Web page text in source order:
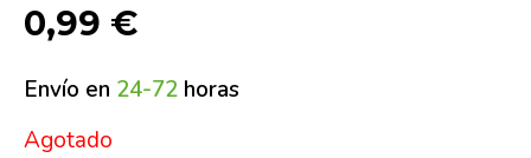
0,99 €
Envío en 24-72 horas
Agotado